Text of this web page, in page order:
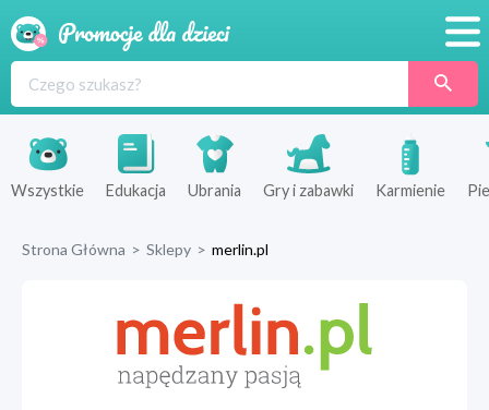
Produkty
Sklepy
Wszystkie Edukacja Ubrania Gry i zabawki Karmienie
Strona Główna > Sklepy > merlin.pl